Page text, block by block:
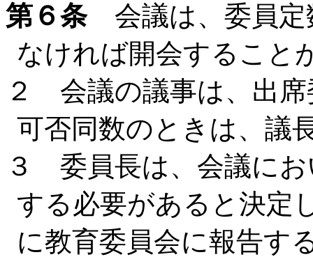
第６条会議は、委員定
なければ開会すること
２ 会議の議事は、出
可否同数のときは、議
３ 委員長は、会議にお
する必要があると決定
に教育委員会に報告す